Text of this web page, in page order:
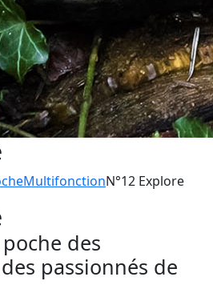
MultifonctionN°12 Explore
des
passionnés de